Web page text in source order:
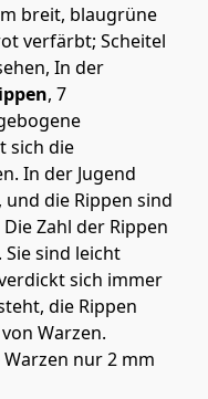
breit, blaugrüne
verfärbt; Scheitel
In der
, 7
sich die
In der Jugend
die Rippen sind
Zahl der Rippen
sind leicht
sich immer
die Rippen
Warzen.
nur 2 mm